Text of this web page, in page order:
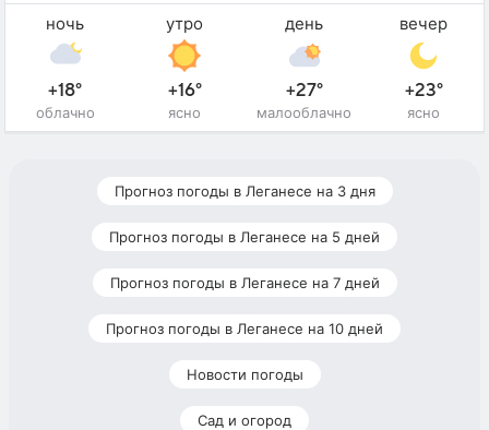
ночь
+18°
облачно
утро
+16°
ясно
день
+27°
малооблачно
вечер
+23°
ясно
Прогноз погоды в Леганесе на 3 дня
Прогноз погоды в Леганесе на 5 дней
Прогноз погоды в Леганесе на 7 дней
Прогноз погоды в Леганесе на 10 дней
Новости погоды
Сад и огород